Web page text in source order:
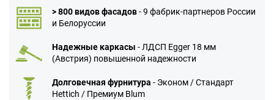
> 800 видов фасадов- 9 фабрик-партнеров России
и Белоруссии
Надежные каркасы - ЛДСП Egger 18 мм
(Австрия) повышенной надежности
Долговечная фурнитура - Эконом / Стандарт
Hettich / Премиум Blum